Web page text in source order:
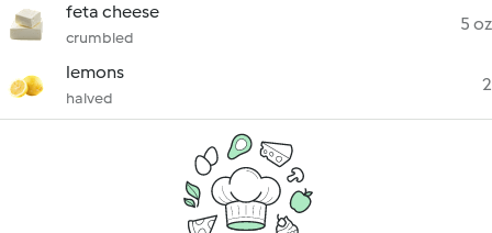
feta cheese
crumbled
5 oz
lemons
halved
2